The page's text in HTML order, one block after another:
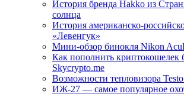
История бренда Hakko из
солнца
История американско-
«Левенгук»
Мини-обзор бинокля Nikon
Как пополнить криптокошелек
Skycrypto.me
Возможности тепловизора
ИЖ-27 — самое популярное